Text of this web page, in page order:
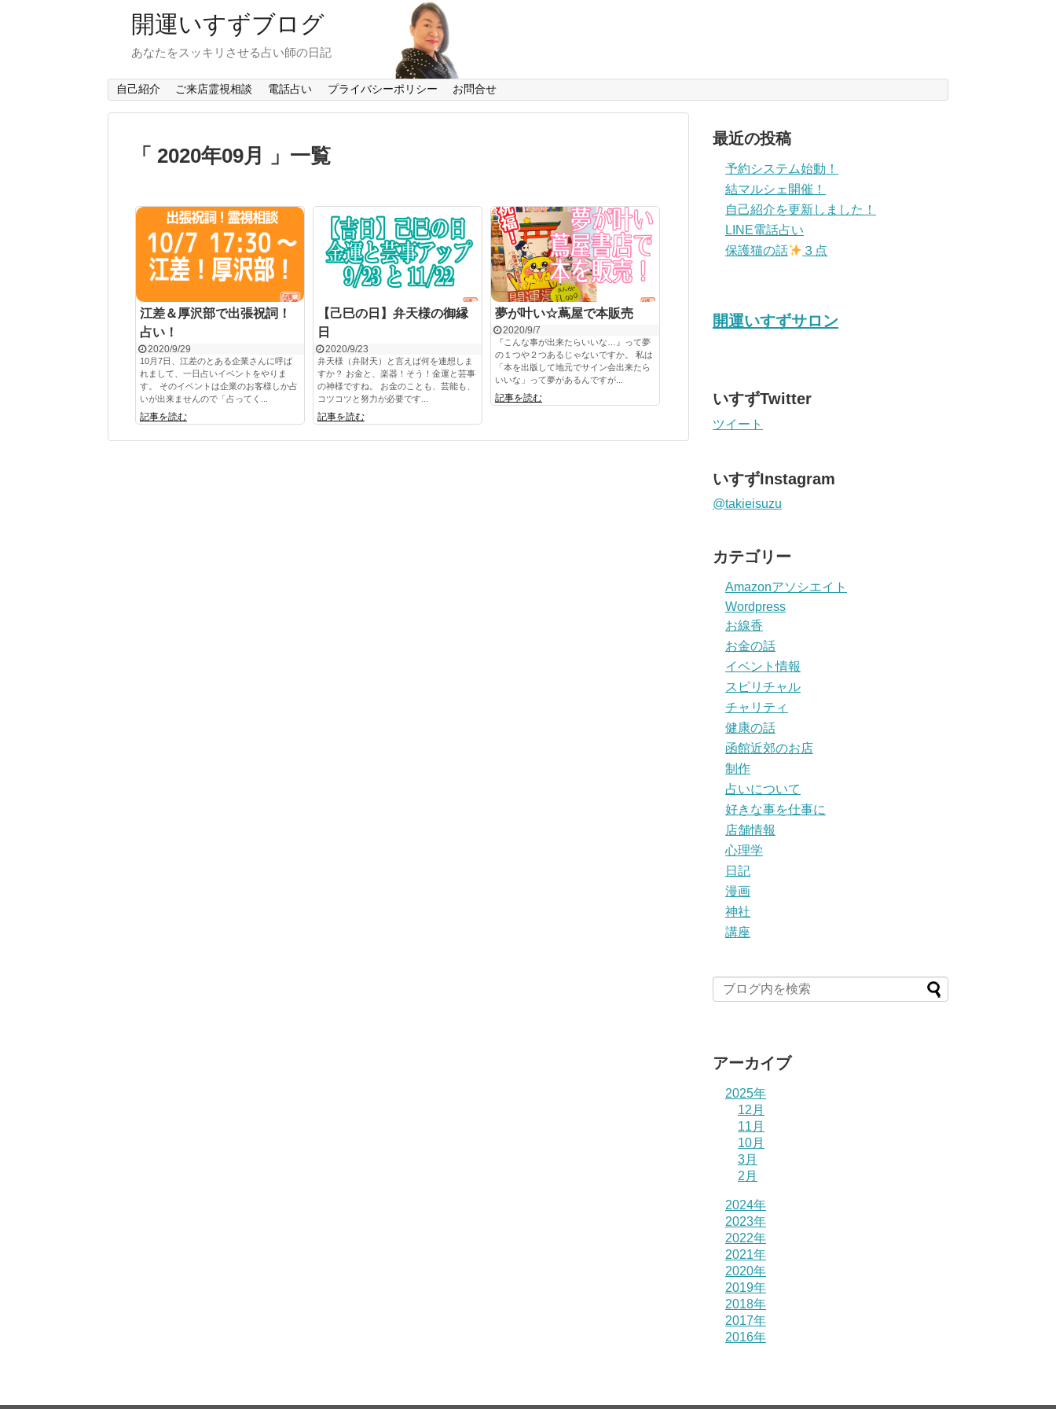
開運いすずブログ
あなたをスッキリさせる占い師の日記
自己紹介 ご来店霊視相談 電話占い プライバシーポリシー お問合せ
「 2020年09月 」一覧
江差＆厚沢部で出張祝詞！
占い！
2020/9/29
10月7日、江差のとある企業さんに呼ば
れまして、一日占いイベントをやりま
す。 そのイベントは企業のお客様しか占
いが出来ませんので「占ってく...
記事を読む
【己巳の日】弁天様の御縁
日
2020/9/23
弁天様（弁財天）と言えば何を連想しま
すか？ お金と、楽器！そう！金運と芸事
の神様ですね。 お金のことも、芸能も、
コツコツと努力が必要です...
記事を読む
夢が叶い☆蔦屋で本販売
2020/9/7
『こんな事が出来たらいいな…』って夢
の１つや２つあるじゃないですか。 私は
「本を出版して地元でサイン会出来たら
いいな」って夢があるんですが...
記事を読む
最近の投稿
予約システム始動！
結マルシェ開催！
自己紹介を更新しました！
LINE電話占い
保護猫の話
３点
開運いすずサロン
いすずTwitter
ツイート
いすずInstagram
@takieisuzu
カテゴリー
Amazonアソシエイト
Wordpress
お線香
お金の話
イベント情報
スピリチャル
チャリティ
健康の話
函館近郊のお店
制作
占いについて
好きな事を仕事に
店舗情報
心理学
日記
漫画
神社
講座
アーカイブ
2025年
12月
11月
10月
3月
2月
2024年
2023年
2022年
2021年
2020年
2019年
2018年
2017年
2016年